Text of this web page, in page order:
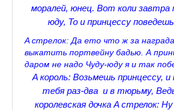
Стихотворения лицеистов
Все про Царское село
Лучшие стихи Русских Классиков
♪♫Nostalgia melody★
♪♫Музыкальное ассорти★
моралей, юнец. Вот коли завтра
юду, То и принцессу
A стрелок: Да ето что ж за награда,
выкатить портвейну бадью. А
даром не надо Чуду-юду я и так
A король: Возьмешь принцессу, и
тебя раз-два и в тюрьму,
королевская дочка A стрелок: